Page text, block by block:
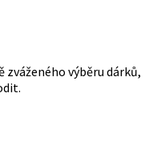
zváženého výběru dárků,